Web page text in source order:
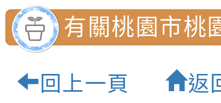
月份公共服務政策溝
訊
檢送本市馬祖新村眷
區《植地有聲》主題
有關本市辦理115年
緒學習與生命教育(
字稿及LCD託播影片
函轉「2026台東博
有關桃園市桃
國民小學辦理
回上一頁 返